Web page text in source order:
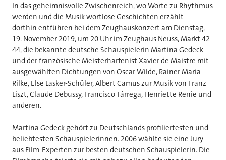
In das geheimnisvolle Zwischenreich, wo Worte zu Rhythmus
werden und die Musik wortlose Geschichten erzählt –
dorthin entführen bei dem Zeughauskonzert am Dienstag,
19. November 2019, um 20 Uhr im Zeughaus Neuss, Markt 42-
44, die bekannte deutsche Schauspielerin Martina Gedeck
und der französische Meisterharfenist Xavier de Maistre mit
ausgewählten Dichtungen von Oscar Wilde, Rainer Maria
Rilke, Else Lasker-Schüler, Albert Camus zur Musik von Franz
Liszt, Claude Debussy, Francisco Tárrega, Henriette Renie und
anderen.
Martina Gedeck gehört zu Deutschlands profiliertesten und
beliebtesten Schauspielerinnen. 2006 wählte sie eine Jury
aus Film-Experten zur besten deutschen Schauspielerin. Die